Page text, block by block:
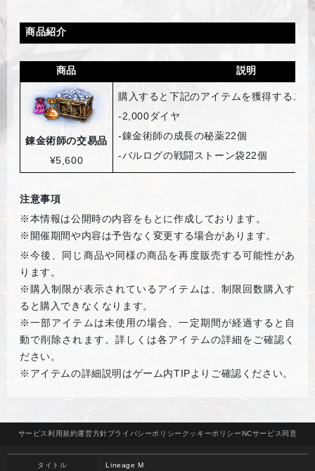
商品紹介
商品 説明
錬金術師の交易品
¥5,600
購入すると下記のアイテムを獲得するこ
-2,000ダイヤ
-錬金術師の成長の秘薬22個
-バルログの戦闘ストーン袋22個
注意事項
※本情報は公開時の内容をもとに作成しております。
※開催期間や内容は予告なく変更する場合があります。
※今後、同じ商品や同様の商品を再度販売する可能性があ
ります。
※購入制限が表示されているアイテムは、制限回数購入す
ると購入できなくなります。
※一部アイテムは未使用の場合、一定期間が経過すると自
動で削除されます。詳しくは各アイテムの詳細をご確認く
ださい。
※アイテムの詳細説明はゲーム内TIPよりご確認ください。
サービス 利用規約運営方針プライバシーポリシー クッキーポリシーNCサービス 同意
タイトル Lineage M